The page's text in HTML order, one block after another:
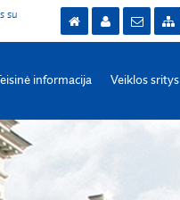
su
Teisinė informacija Veiklos sritys